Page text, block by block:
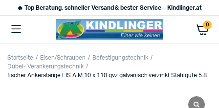
🔥 Top Beratung, schneller Versand & bester Service – Kindlinger.at
0
Startseite Eisen/Schrauben
Befestigungstechnik
Dübel- Verankerungstechnik
fischer Ankerstange FIS A M 10 x 110 gvz galvanisch verzinkt Stahlgüte 5.8